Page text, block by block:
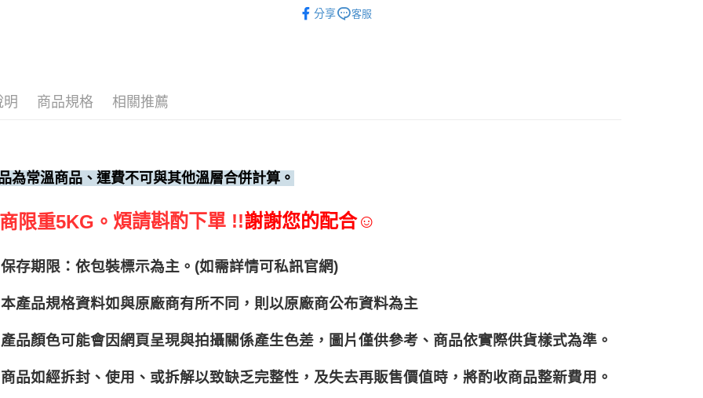
分享
客服
明 商品規格 相關推薦
為常溫商品、運費不可與其他溫層合併計算。
限重5KG。 煩請斟酌下單 !!謝謝您的配合☺
保存期限：依包裝標示為主。(如需詳情可私訊官網)
本產品規格資料如與原廠商有所不同，則以原廠商公布資料為主
產品顏色可能會因網頁呈現與拍攝關係產生色差，圖片僅供參考、商品依實際供貨樣式為準。
商品如經拆封、使用、或拆解以致缺乏完整性，及失去再販售價值時，將酌收商品整﻿新費用。